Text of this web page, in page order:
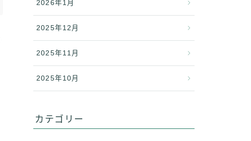
2026年1月
2025年12月
2025年11月
2025年10月
カテゴリー